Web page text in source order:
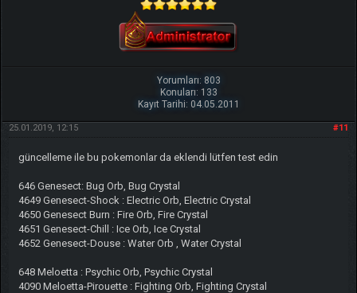
Yorumları: 803
Konuları: 133
Kayıt Tarihi: 04.05.2011
#11
25.01.2019, 12:15
güncelleme ile bu pokemonlar da eklendi lütfen test edin
646 Genesect: Bug Orb, Bug Crystal
4649 Genesect-Shock : Electric Orb, Electric Crystal
4650 Genesect Burn : Fire Orb, Fire Crystal
4651 Genesect-Chill : Ice Orb, Ice Crystal
4652 Genesect-Douse : Water Orb , Water Crystal
648 Meloetta : Psychic Orb, Psychic Crystal
4090 Meloetta-Pirouette : Fighting Orb, Fighting Crystal